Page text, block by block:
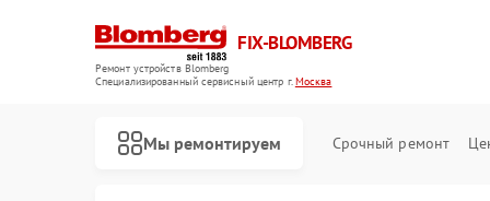
FIX-BLOMBERG
Ремонт устройств Blomberg
Специализированный cервисный центр г.Москва
Мы ремонтируем Срочный ремонт